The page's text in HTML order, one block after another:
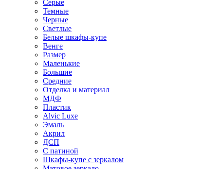
Серые
Темные
Черные
Светлые
Белые шкафы-купе
Венге
Размер
Маленькие
Большие
Средние
Отделка и материал
МДФ
Пластик
Alvic Luxe
Эмаль
Акрил
ДСП
С патиной
Шкафы-купе с зеркалом